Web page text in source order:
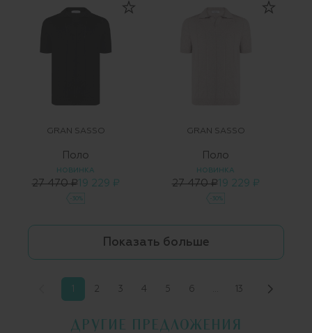
GRAN SASSO
Поло
НОВИНКА
27 470 ₽19 229 ₽
-30%
GRAN SASSO
Поло
НОВИНКА
27 470 ₽19 229 ₽
-30%
Показать больше
1 2 3 4 5 6 13
ДРУГИЕ ПРЕДЛОЖЕНИЯ